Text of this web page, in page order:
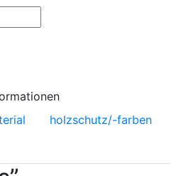
holzschutz/-farben